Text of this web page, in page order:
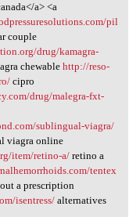
a> <a
pil
couple
drug/kamagra-
chewable http://reso-
cipro
drug/malegra-fxt-
sublingual-viagra/
viagra online
item/retino-a/retino a
tentex
a prescription
isentress/alternatives